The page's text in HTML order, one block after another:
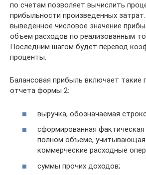
по счетам позволяет вычислить
прибыльности произведенных
выведенное числовое значение
объем расходов по реализованным
Последним шагом будет перевод
проценты.
Балансовая прибыль включает такие
отчета формы 2:
выручка, обозначаемая
сформированная
полном объеме, учитывающая
коммерческие расходные
суммы прочих доходов;